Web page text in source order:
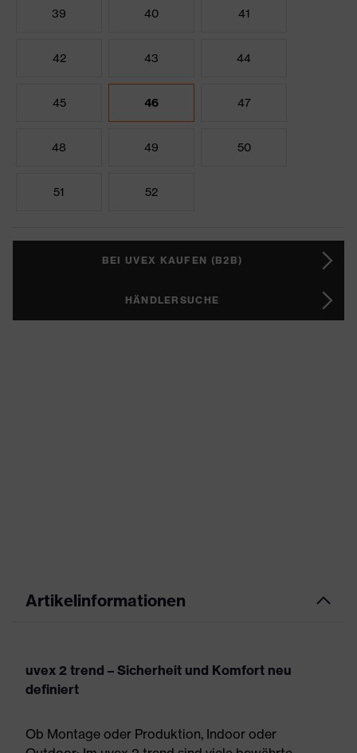
39 40 41
42 43 44
45 46 47
48 49 50
51 52
BEI UVEX KAUFEN (B2B)
HÄNDLERSUCHE
Artikelinformationen
uvex 2 trend – Sicherheit und Komfort neu
definiert
Ob Montage oder Produktion, Indoor oder